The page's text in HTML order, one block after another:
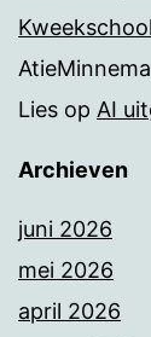
AtieMinnema
Lies op AI
Archieven
juni 2026
mei 2026
april 2026